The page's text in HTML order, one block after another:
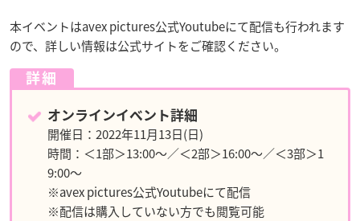
本イベントはavex pictures公式Youtubeにて配信も行われます
ので、詳しい情報は公式サイトをご確認ください。
詳細
オンラインイベント詳細
開催日：2022年11月13日(日)
時間：＜1部＞13:00～／＜2部＞16:00～／＜3部＞1
9:00～
※avex pictures公式Youtubeにて配信
※配信は購入していない方でも閲覧可能